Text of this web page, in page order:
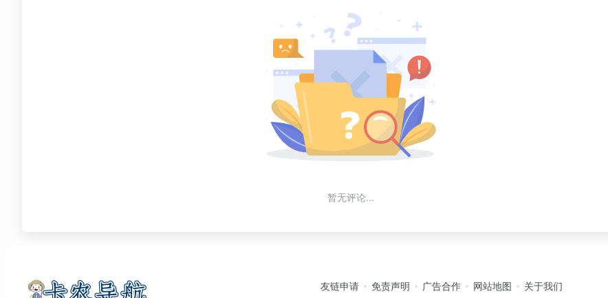
暂无评论...
友链申请 免责声明 广告合作 网站地图 关于我们